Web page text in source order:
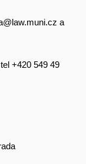
a
+420 549 49